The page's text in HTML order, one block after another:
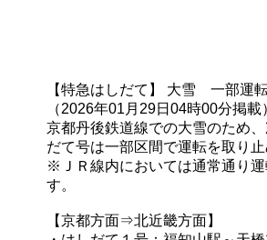
【特急はしだて】 大雪 一部運
（2026年01月29日04時00分掲載
京都丹後鉄道線での大雪のため
だて号は一部区間で運転を取り止
※ＪＲ線内においては通常通り運
す。
【京都方面⇒北近畿方面】